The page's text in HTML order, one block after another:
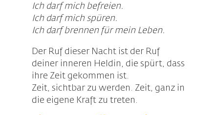
Ich darf mich befreien.
Ich darf mich spüren.
Ich darf brennen für mein Leben.
Der Ruf dieser Nacht ist der Ruf
deiner inneren Heldin, die spürt, dass
ihre Zeit gekommen ist.
Zeit, sichtbar zu werden. Zeit, ganz in
die eigene Kraft zu treten.